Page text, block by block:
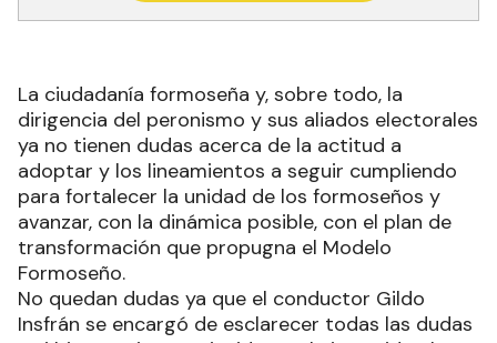
La ciudadanía formoseña y, sobre todo, la
dirigencia del peronismo y sus aliados electorales
ya no tienen dudas acerca de la actitud a
adoptar y los lineamientos a seguir cumpliendo
para fortalecer la unidad de los formoseños y
avanzar, con la dinámica posible, con el plan de
transformación que propugna el Modelo
Formoseño.
No quedan dudas ya que el conductor Gildo
Insfrán se encargó de esclarecer todas las dudas